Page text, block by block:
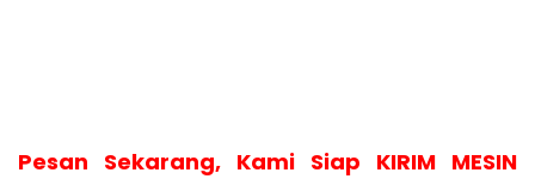
Pesan Sekarang, Kami Siap KIRIM MESIN